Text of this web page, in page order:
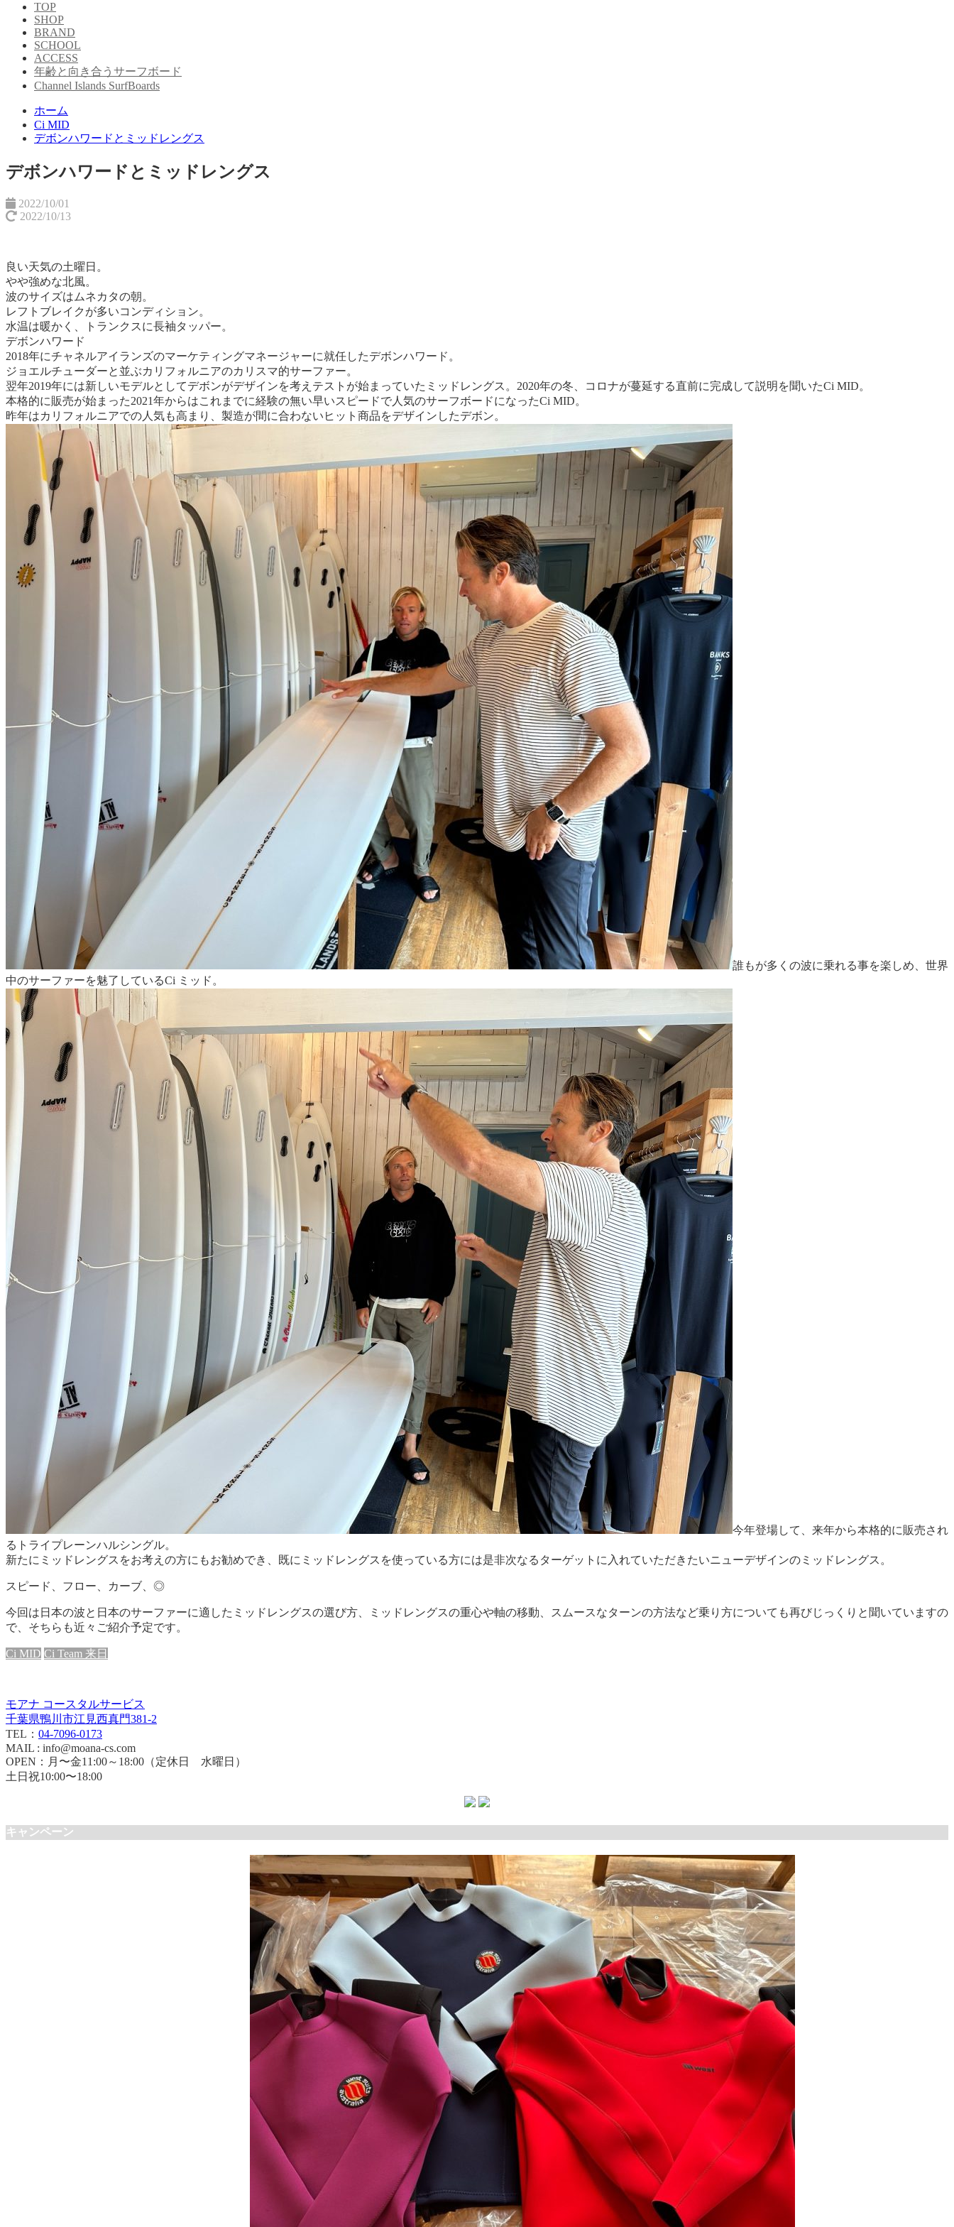
TOP
SHOP
BRAND
SCHOOL
ACCESS
年齢と向き合うサーフボード
Channel Islands SurfBoards
ホーム
Ci MID
デボンハワードとミッドレングス
デボンハワードとミッドレングス
2022/10/01
2022/10/13
良い天気の土曜日。
やや強めな北風。
波のサイズはムネカタの朝。
レフトブレイクが多いコンディション。
水温は暖かく、トランクスに長袖タッパー。
デボンハワード
2018年にチャネルアイランズのマーケティングマネージャーに就任したデボンハワード。
ジョエルチューダーと並ぶカリフォルニアのカリスマ的サーファー。
翌年2019年には新しいモデルとしてデボンがデザインを考えテストが始まっていたミッドレングス。 2020年の冬、コロナが蔓延する直前に完成して説明を聞いたCi MID。
本格的に販売が始まった2021年からはこれまでに経験の無い早いスピードで人気のサーフボードになったCi MID。
昨年はカリフォルニアでの人気も高まり、製造が間に合わないヒット商品をデザインしたデボン。
誰もが多くの波に乗れる事を楽しめ、世界
中のサーファーを魅了しているCi ミッド。
今年登場して、来年から本格的に販売され
るトライプレーンハルシングル。
新たにミッドレングスをお考えの方にもお勧めでき、既にミッドレングスを使っている方には是非次なるターゲットに入れていただきたいニューデザインのミッドレングス。
スピード、フロー、カーブ、◎
今回は日本の波と日本のサーファーに適したミッドレングスの選び方、ミッドレングスの重心や軸の移動、スムースなターンの方法など乗り方についても再びじっくりと聞いていますの
で、そちらも近々ご紹介予定です。
Ci MID Ci Team 来日
モアナ コースタルサービス
千葉県鴨川市江見西真門381-2
TEL： 04-7096-0173
MAIL : info@moana-cs.com
OPEN：月〜金11:00～18:00（定休日 水曜日）
土日祝10:00〜18:00
キャンペーン